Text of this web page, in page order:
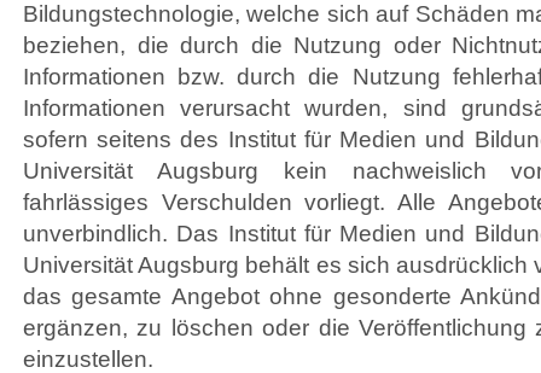
Bildungstechnologie, welche sich auf Schäden
beziehen, die durch die Nutzung oder
Informationen bzw. durch die Nutzung
Informationen verursacht wurden, sind
sofern seitens des Institut für Medien und
Universität Augsburg kein nachweislich
fahrlässiges Verschulden vorliegt. Alle
unverbindlich. Das Institut für Medien und
Universität Augsburg behält es sich ausdrücklich
das gesamte Angebot ohne gesonderte
ergänzen, zu löschen oder die Veröffentlichung
einzustellen.